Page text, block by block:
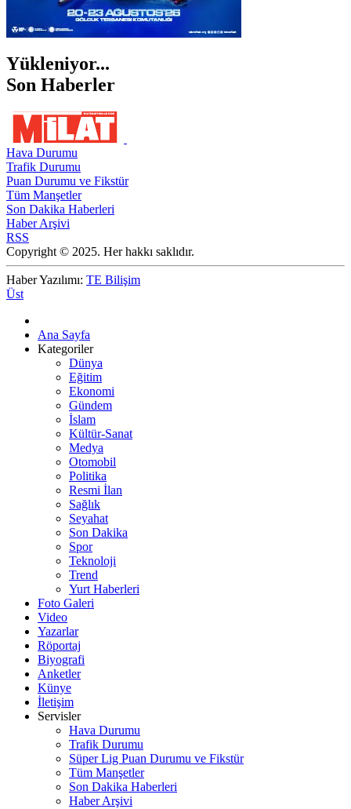
Yükleniyor...
Son Haberler
Hava Durumu
Trafik Durumu
Puan Durumu ve Fikstür
Tüm Manşetler
Son Dakika Haberleri
Haber Arşivi
RSS
Copyright © 2025. Her hakkı saklıdır.
Haber Yazılımı: TE Bilişim
Üst
Ana Sayfa
Kategoriler
Dünya
Eğitim
Ekonomi
Gündem
İslam
Kültür-Sanat
Medya
Otomobil
Politika
Resmi İlan
Sağlık
Seyahat
Son Dakika
Spor
Teknoloji
Trend
Yurt Haberleri
Foto Galeri
Video
Yazarlar
Röportaj
Biyografi
Anketler
Künye
İletişim
Servisler
Hava Durumu
Trafik Durumu
Süper Lig Puan Durumu ve Fikstür
Tüm Manşetler
Son Dakika Haberleri
Haber Arşivi